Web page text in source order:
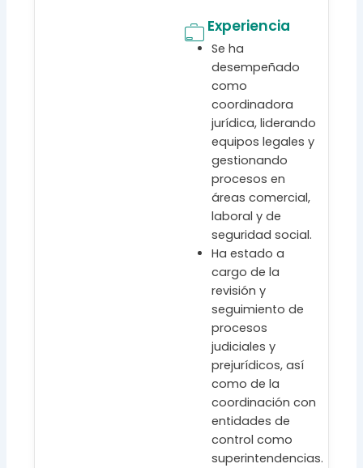
Experiencia
Se ha
desempeñado
como
coordinadora
jurídica, liderando
equipos legales y
gestionando
procesos en
áreas comercial,
laboral y de
seguridad social.
Ha estado a
cargo de la
revisión y
seguimiento de
procesos
judiciales y
prejurídicos, así
como de la
coordinación con
entidades de
control como
superintendencias.